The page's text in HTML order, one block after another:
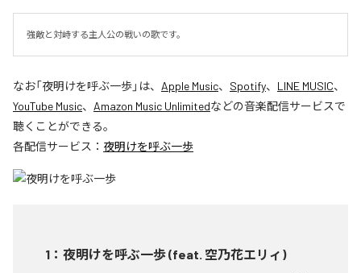
強敵と対峙する主人公の戦いの歌です。
なお「夜明けを呼ぶ一歩」は、 Apple Music、 Spotify、 LINE MUSIC、
YouTube Music、 Amazon Music Unlimitedなどの音楽配信サービスで
聴くことができる。
各配信サービス： 夜明けを呼ぶ一歩
1 ： 夜明けを呼ぶ一歩 (feat. 空乃花エリィ)